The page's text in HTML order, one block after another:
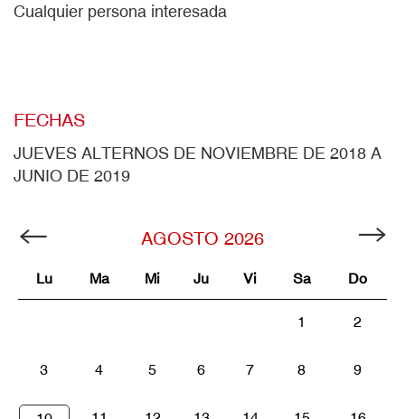
Cualquier persona interesada
FECHAS
JUEVES ALTERNOS DE NOVIEMBRE DE 2018 A
JUNIO DE 2019
AGOSTO 2026
Lu Ma Mi Ju Vi Sa Do
1 2
3 4 5 6 7 8 9